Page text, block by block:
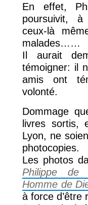
En effet,
poursuivit,
ceux-là
malades……
Il aurait
témoigner: il
amis ont
volonté.
Dommage
livres sortis,
Lyon, ne
photocopies.
Les photos
Philippe de
Homme de
à force d’être